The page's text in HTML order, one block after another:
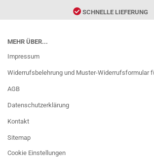
SCHNELLE LIEFERUNG
MEHR ÜBER...
Impressum
Widerrufsbelehrung und Muster-Widerrufsformular
AGB
Datenschutzerklärung
Kontakt
Sitemap
Cookie Einstellungen